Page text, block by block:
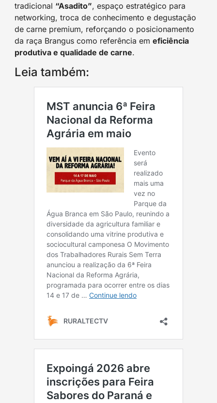
tradicional “Asadito”, espaço estratégico para
networking, troca de conhecimento e degustação
de carne premium, reforçando o posicionamento
da raça Brangus como referência em eficiência
produtiva e qualidade de carne.
Leia também: